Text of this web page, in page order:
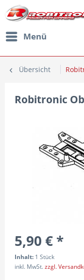
Menü
Übersicht
Robitronic
5,90 € *
Inhalt: 1 Stück
inkl. MwSt.zzgl.